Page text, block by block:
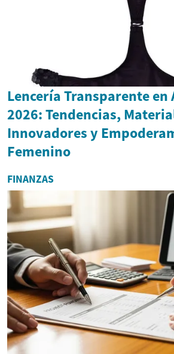
Lencería Transparente
2026: Tendencias,
Innovadores y
Femenino
FINANZAS